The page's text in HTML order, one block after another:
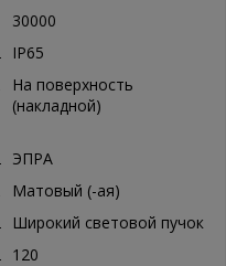
30000
IP65
На поверхность
(накладной)
ЭПРА
Матовый (-ая)
Широкий световой пучок
120